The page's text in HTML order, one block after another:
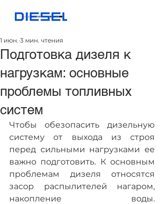
Подготовка дизеля к
нагрузкам: основные
проблемы топливных
систем
1 июн. 3 мин. чтения
Чтобы обезопасить дизельную
систему от выхода из строя
перед сильными нагрузками ее
важно подготовить. К основным
проблемам дизеля относятся
засор распылителей нагаром,
накопление воды.